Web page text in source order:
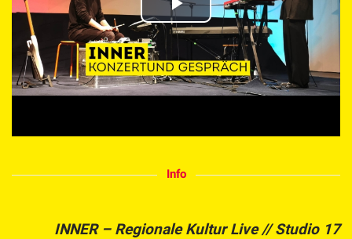
Info
INNER – Regionale Kultur Live // Studio 17